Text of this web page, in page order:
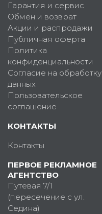
Гарантия и сервис
Обмен и возврат
Акции и распродажи
Публичная оферта
Политика
конфиденциальности
Согласие на обработку
данных
Пользовательское
соглашение
КОНТАКТЫ
Контакты
ПЕРВОЕ РЕКЛАМНОЕ
АГЕНТСТВО
Путевая 7/1
(пересечение с ул.
Седина)